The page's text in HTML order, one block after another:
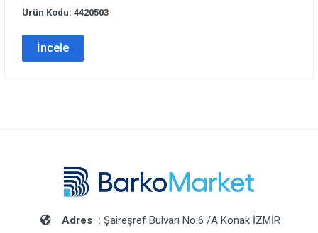
Ürün Kodu: 4420503
İncele
Adres : Şaireşref Bulvarı No:6 /A Konak İZMİR